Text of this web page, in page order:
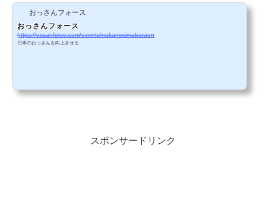
おっさんフォース
おっさんフォース
https://ossanforce.com/events/nakanosimabaraen
日本のおっさんを向上させる
スポンサードリンク